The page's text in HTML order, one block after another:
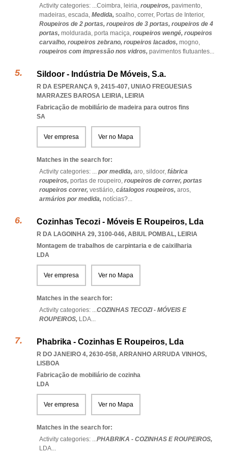
Activity categories: ...Coimbra, leiria, roupeiros, pavimento,
madeiras, escada, Medida, soalho, correr, Portas de Interior,
Roupeiros de 2 portas, roupeiros de 3 portas, roupeiros de 4
portas, moldurada, porta maciça, roupeiros wengé, roupeiros
carvalho, roupeiros zebrano, roupeiros lacados, mogno,
roupeiros com impressão nos vidros, pavimentos flutuantes...
Sildoor - Indústria De Móveis, S.a.
R DA ESPERANÇA 9, 2415-407, UNIAO FREGUESIAS
MARRAZES BAROSA LEIRIA, LEIRIA
Fabricação de mobiliário de madeira para outros fins
SA
Ver empresa Ver no Mapa
Matches in the search for:
Activity categories: ... por medida, aro, sildoor, fábrica
roupeiros, portas de roupeiro, roupeiros de correr, portas
roupeiros correr, vestiário, cátalogos roupeiros, aros,
armários por medida, notícias?...
Cozinhas Tecozi - Móveis E Roupeiros, Lda
R DA LAGOINHA 29, 3100-046, ABIUL POMBAL, LEIRIA
Montagem de trabalhos de carpintaria e de caixilharia
LDA
Ver empresa Ver no Mapa
Matches in the search for:
Activity categories: ...COZINHAS TECOZI - MÓVEIS E
ROUPEIROS, LDA...
Phabrika - Cozinhas E Roupeiros, Lda
R DO JANEIRO 4, 2630-058, ARRANHO ARRUDA VINHOS,
LISBOA
Fabricação de mobiliário de cozinha
LDA
Ver empresa Ver no Mapa
Matches in the search for:
Activity categories: ...PHABRIKA - COZINHAS E ROUPEIROS,
LDA...